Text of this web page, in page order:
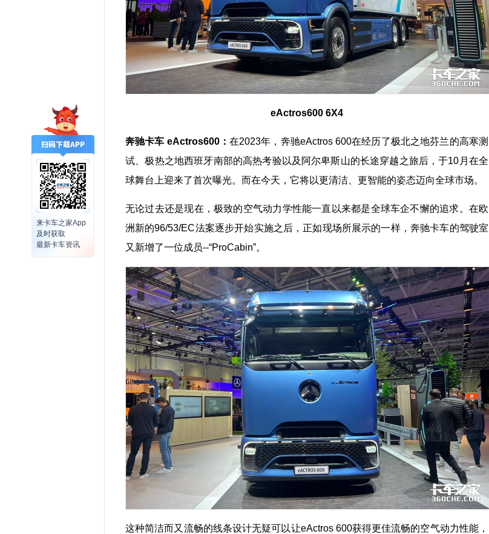
来卡车之家App
及时获取
最新卡车资讯
eActros600 6X4
奔驰卡车 eActros600： 在2023年，奔驰eActros 600在经历了极北之地芬兰的高寒测
试、极热之地西班牙南部的高热考验以及阿尔卑斯山的长途穿越之旅后，于10月在全
球舞台上迎来了首次曝光。而在今天，它将以更清洁、更智能的姿态迈向全球市场。
无论过去还是现在，极致的空气动力学性能一直以来都是全球车企不懈的追求。在欧
洲新的96/53/EC法案逐步开始实施之后，正如现场所展示的一样，奔驰卡车的驾驶室
又新增了一位成员--“ProCabin”。
这种简洁而又流畅的线条设计无疑可以让eActros 600获得更佳流畅的空气动力性能，